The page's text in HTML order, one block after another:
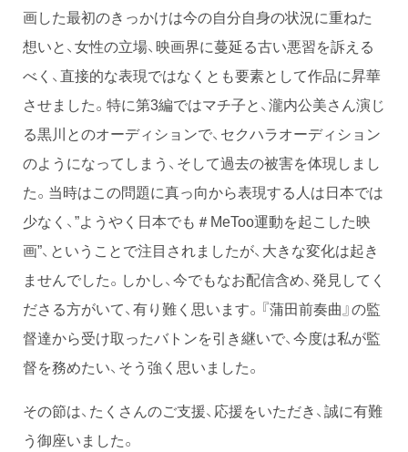
画した最初のきっかけは今の自分自身の状況に重ねた
想いと、女性の立場、映画界に蔓延る古い悪習を訴える
べく、直接的な表現ではなくとも要素として作品に昇華
させました。特に第3編ではマチ子と、瀧内公美さん演じ
る黒川とのオーディションで、セクハラオーディション
のようになってしまう、そして過去の被害を体現しまし
た。当時はこの問題に真っ向から表現する人は日本では
少なく、”ようやく日本でも＃MeToo運動を起こした映
画”、ということで注目されましたが、大きな変化は起き
ませんでした。しかし、今でもなお配信含め、発見してく
ださる方がいて、有り難く思います。『蒲田前奏曲』の監
督達から受け取ったバトンを引き継いで、今度は私が監
督を務めたい、そう強く思いました。
その節は、たくさんのご支援、応援をいただき、誠に有難
う御座いました。